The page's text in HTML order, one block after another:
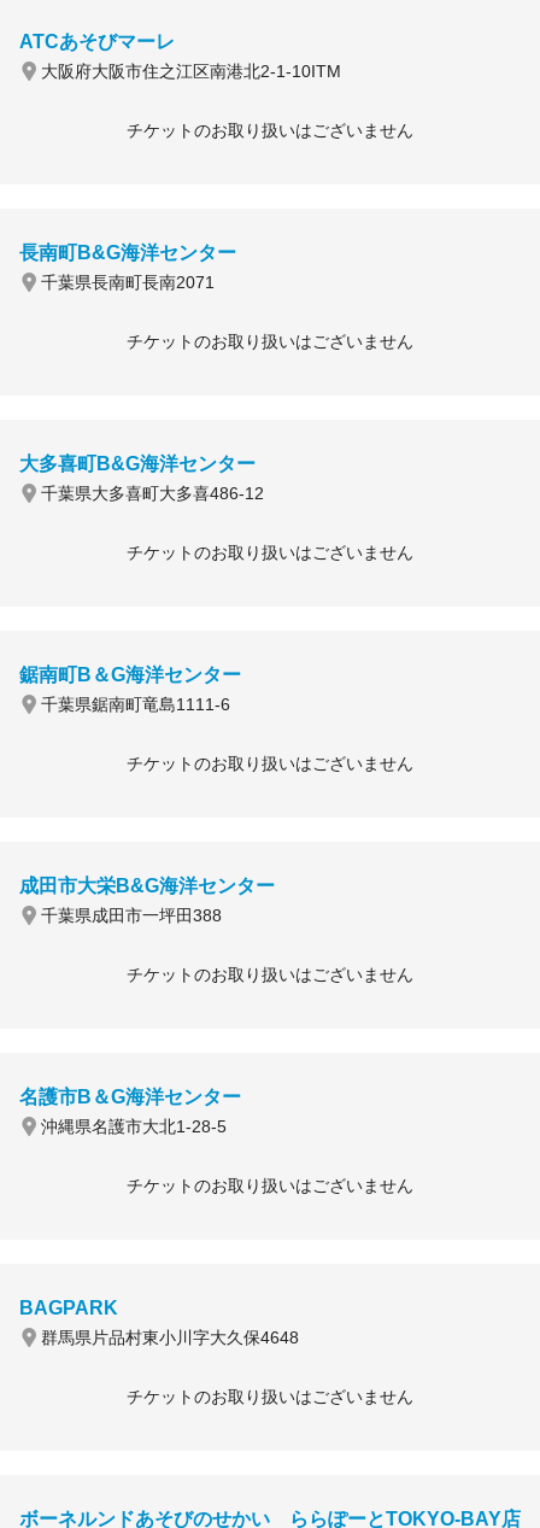
ATCあそびマーレ
大阪府大阪市住之江区南港北2-1-10ITM
チケットのお取り扱いはございません
長南町B&G海洋センター
千葉県長南町長南2071
チケットのお取り扱いはございません
大多喜町B&G海洋センター
千葉県大多喜町大多喜486-12
チケットのお取り扱いはございません
鋸南町B＆G海洋センター
千葉県鋸南町竜島1111-6
チケットのお取り扱いはございません
成田市大栄B&G海洋センター
千葉県成田市一坪田388
チケットのお取り扱いはございません
名護市B＆G海洋センター
沖縄県名護市大北1-28-5
チケットのお取り扱いはございません
BAGPARK
群馬県片品村東小川字大久保4648
チケットのお取り扱いはございません
ボーネルンドあそびのせかい ららぽーとTOKYO-BAY店